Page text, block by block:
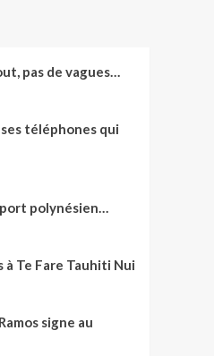
pas de vagues…
ses téléphones qui
polynésien…
Te Fare Tauhiti Nui
signe au